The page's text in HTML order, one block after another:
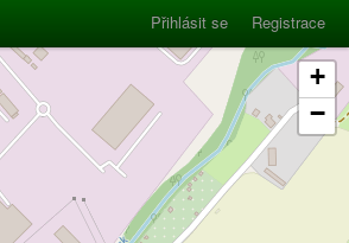
Přihlásit se Registrace
+
−